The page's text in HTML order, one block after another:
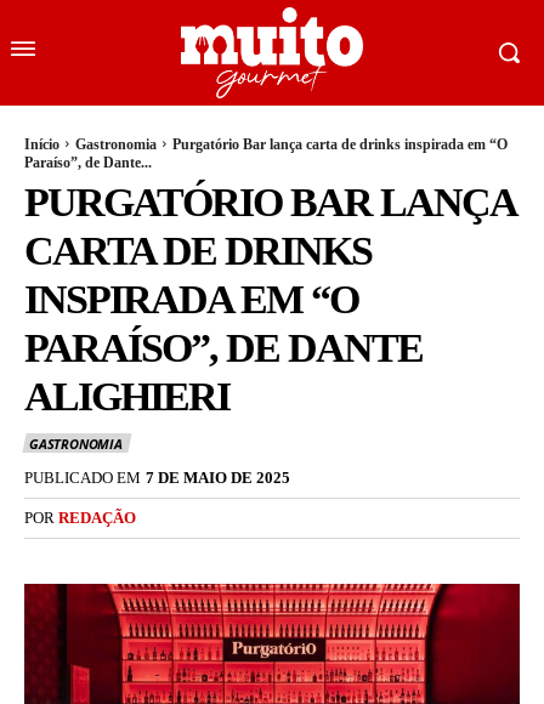
Início Gastronomia
Purgatório Bar lança carta de drinks inspirada em “O
Paraíso”, de Dante...
PURGATÓRIO BAR LANÇA
CARTA DE DRINKS
INSPIRADA EM “O
PARAÍSO”, DE DANTE
ALIGHIERI
GASTRONOMIA
PUBLICADO EM 7 DE MAIO DE 2025
POR REDAÇÃO